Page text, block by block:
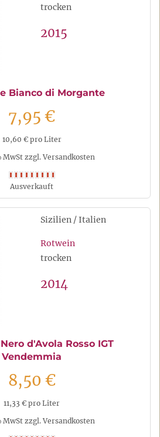
trocken
2015
Bianco di Morgante
7,95 €
10,60 € pro Liter
MwSt zzgl. Versandkosten
Ausverkauft
Sizilien / Italien
Rotwein
trocken
2014
d'Avola Rosso IGT
Vendemmia
8,50 €
11,33 € pro Liter
MwSt zzgl. Versandkosten